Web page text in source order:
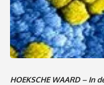
HOEKSCHE WAARD – In